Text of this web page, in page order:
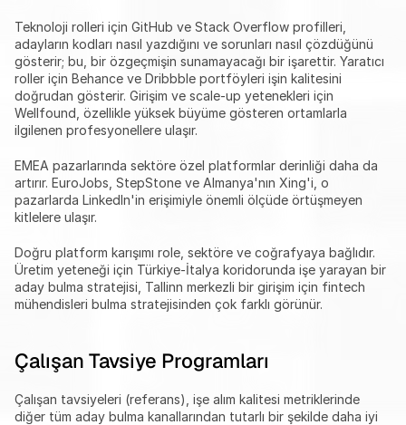
Teknoloji rolleri için GitHub ve Stack Overflow profilleri,
adayların kodları nasıl yazdığını ve sorunları nasıl çözdüğünü
gösterir; bu, bir özgeçmişin sunamayacağı bir işarettir. Yaratıcı
roller için Behance ve Dribbble portföyleri işin kalitesini
doğrudan gösterir. Girişim ve scale-up yetenekleri için
Wellfound, özellikle yüksek büyüme gösteren ortamlarla
ilgilenen profesyonellere ulaşır.
EMEA pazarlarında sektöre özel platformlar derinliği daha da
artırır. EuroJobs, StepStone ve Almanya'nın Xing'i, o
pazarlarda LinkedIn'in erişimiyle önemli ölçüde örtüşmeyen
kitlelere ulaşır.
Doğru platform karışımı role, sektöre ve coğrafyaya bağlıdır.
Üretim yeteneği için Türkiye-İtalya koridorunda işe yarayan bir
aday bulma stratejisi, Tallinn merkezli bir girişim için fintech
mühendisleri bulma stratejisinden çok farklı görünür.
Çalışan Tavsiye Programları
Çalışan tavsiyeleri (referans), işe alım kalitesi metriklerinde
diğer tüm aday bulma kanallarından tutarlı bir şekilde daha iyi